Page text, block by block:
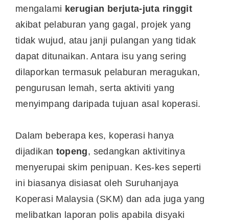
mengalami kerugian berjuta-juta ringgit
akibat pelaburan yang gagal, projek yang
tidak wujud, atau janji pulangan yang tidak
dapat ditunaikan. Antara isu yang sering
dilaporkan termasuk pelaburan meragukan,
pengurusan lemah, serta aktiviti yang
menyimpang daripada tujuan asal koperasi.
Dalam beberapa kes, koperasi hanya
dijadikan topeng, sedangkan aktivitinya
menyerupai skim penipuan. Kes-kes seperti
ini biasanya disiasat oleh Suruhanjaya
Koperasi Malaysia (SKM) dan ada juga yang
melibatkan laporan polis apabila disyaki